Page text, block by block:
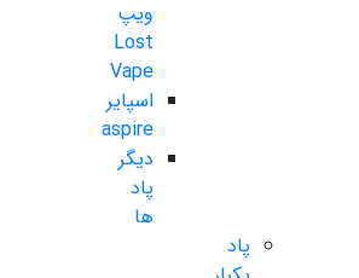
ویپ
Lost
Vape
اسپایر
aspire
دیگر
پاد
ها
پاد